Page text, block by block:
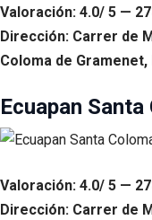
Valoración: 4.0/ 5 —
Dirección: Carrer de
Coloma de
Ecuapan
Valoración: 4.0/ 5 —
Dirección: Carrer de